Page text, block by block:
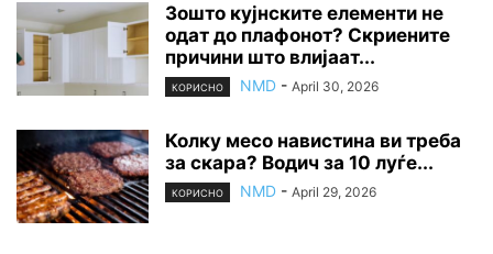
Зошто кујнските елементи не
одат до плафонот? Скриените
причини што влијаат...
КОРИСНО NMD - April 30, 2026
Колку месо навистина ви треба
за скара? Водич за 10 луѓе...
КОРИСНО NMD - April 29, 2026